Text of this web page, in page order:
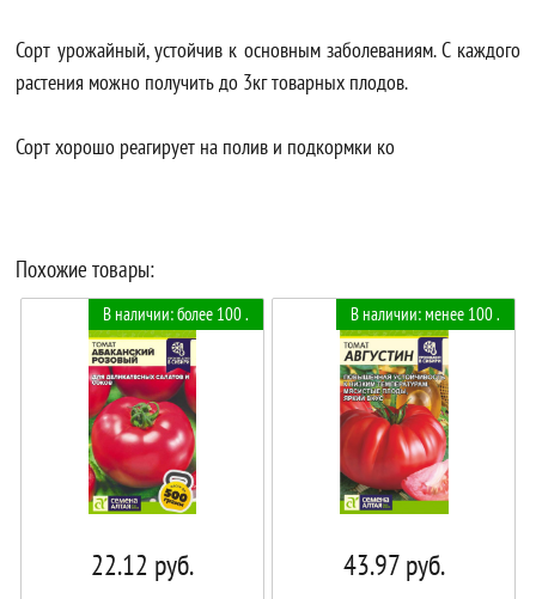
Сорт урожайный, устойчив к основным заболеваниям. С каждого
растения можно получить до 3кг товарных плодов.
Сорт хорошо реагирует на полив и подкормки ко
Похожие товары:
В наличии: более 100 .
22.12 руб.
В наличии: менее 100 .
43.97руб.